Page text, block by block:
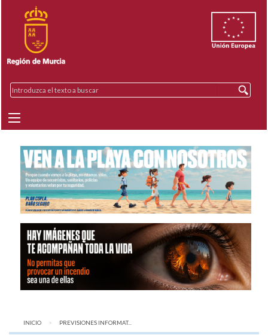
INICIO AQUÍ:
PREVISIONES INFORMAT...